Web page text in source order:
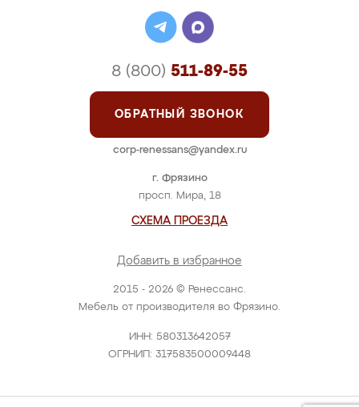
2015 - 2026 © Ренессанс.
Мебель от производителя во Фрязино.
ИНН: 580313642057
ОГРНИП: 317583500009448
г. Фрязино
просп. Мира, 18
СХЕМА ПРОЕЗДА
Добавить в избранное
8 (800) 511-89-55
ОБРАТНЫЙ ЗВОНОК
corp-renessans@yandex.ru